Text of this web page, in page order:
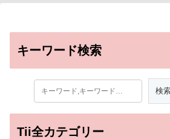
キーワード検索
Tii全カテゴリー